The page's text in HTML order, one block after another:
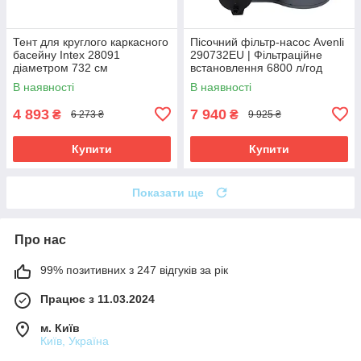
Тент для круглого каркасного
басейну Intex 28091
діаметром 732 см
В наявності
4 893 ₴ 6 273 ₴
Купити
Пісочний фільтр-насос Avenli
290732EU | Фільтраційне
встановлення 6800 л/год
В наявності
7 940 ₴ 9 925 ₴
Купити
Показати ще
Про нас
99% позитивних з 247 відгуків за рік
Працює з 11.03.2024
м. Київ
Київ, Україна